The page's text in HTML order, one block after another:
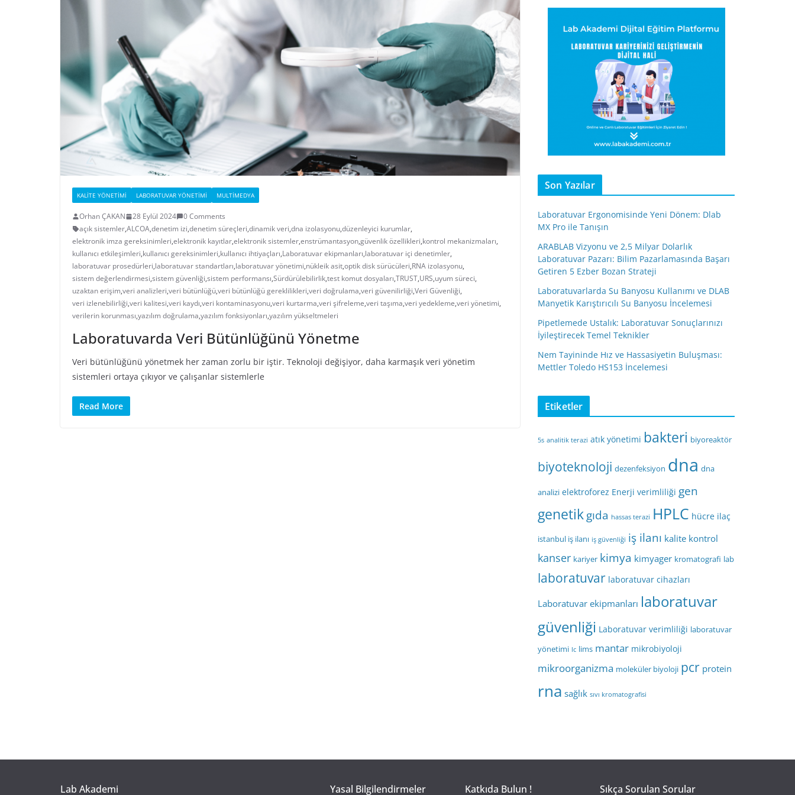
KALITE YÖNETIMI LABORATUVAR YÖNETIMI MULTIMEDYA
Orhan ÇAKAN 28 Eylül 2024
0 Comments
açık sistemler,ALCOA,denetim izi,denetim süreçleri,dinamik veri,dna izolasyonu,düzenleyici kurumlar,
elektronik imza gereksinimleri,elektronik kayıtlar,elektronik sistemler,enstrümantasyon,güvenlik özellikleri,kontrol mekanizmaları,
kullanıcı etkileşimleri,kullanıcı gereksinimleri,kullanıcı ihtiyaçları,Laboratuvar ekipmanları,laboratuvar içi denetimler,
laboratuvar prosedürleri,laboratuvar standartları,laboratuvar yönetimi,nükleik asit,optik disk sürücüleri,RNA izolasyonu,
sistem değerlendirmesi,sistem güvenliği,sistem performansı,Sürdürülebilirlik,test komut dosyaları,TRUST,URS,uyum süreci,
uzaktan erişim,veri analizleri,veri bütünlüğü,veri bütünlüğü gereklilikleri,veri doğrulama,veri güvenilirliği,Veri Güvenliği,
veri izlenebilirliği,veri kalitesi,veri kaydı,veri kontaminasyonu,veri kurtarma,veri şifreleme,veri taşıma,veri yedekleme,veri yönetimi,
verilerin korunması,yazılım doğrulama,yazılım fonksiyonları,yazılım yükseltmeleri
Laboratuvarda Veri Bütünlüğünü Yönetme
Veri bütünlüğünü yönetmek her zaman zorlu bir iştir. Teknoloji değişiyor, daha karmaşık veri yönetim
sistemleri ortaya çıkıyor ve çalışanlar sistemlerle
Read More
Son Yazılar
Laboratuvar Ergonomisinde Yeni Dönem: Dlab
MX Pro ile Tanışın
ARABLAB Vizyonu ve 2,5 Milyar Dolarlık
Laboratuvar Pazarı: Bilim Pazarlamasında Başarı
Getiren 5 Ezber Bozan Strateji
Laboratuvarlarda Su Banyosu Kullanımı ve DLAB
Manyetik Karıştırıcılı Su Banyosu İncelemesi
Pipetlemede Ustalık: Laboratuvar Sonuçlarınızı
İyileştirecek Temel Teknikler
Nem Tayininde Hız ve Hassasiyetin Buluşması:
Mettler Toledo HS153 İncelemesi
Etiketler
5s analitik terazi atık yönetimi bakteri biyoreaktör
biyoteknoloji dezenfeksiyon dna dna
analizi elektroforez Enerji verimliliği gen
genetikgıda hassas terazi HPLC hücre ilaç
istanbul iş ilanı iş güvenliği iş ilanı kalite kontrol
kanser kariyer kimya kimyager kromatografi lab
laboratuvar laboratuvar cihazları
Laboratuvar ekipmanları laboratuvar
güvenliği Laboratuvar verimliliği laboratuvar
yönetimi lc lims mantar mikrobiyoloji
mikroorganizma moleküler biyoloji pcr protein
rna sağlık sıvı kromatografisi
Lab Akademi Yasal Bilgilendirmeler Katkıda Bulun ! Sıkça Sorulan Sorular